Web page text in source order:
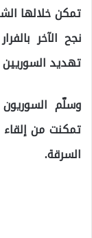
تمكن خلالها
نجح الآخر
تهديد
وسلّم
تمكنت من
السرقة.